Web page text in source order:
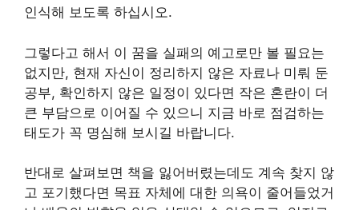
인식해 보도록 하십시오.
그렇다고 해서 이 꿈을 실패의 예고로만 볼 필요는
없지만, 현재 자신이 정리하지 않은 자료나 미뤄 둔
공부, 확인하지 않은 일정이 있다면 작은 혼란이 더
큰 부담으로 이어질 수 있으니 지금 바로 점검하는
태도가 꼭 명심해 보시길 바랍니다.
반대로 살펴보면 책을 잃어버렸는데도 계속 찾지 않
고 포기했다면 목표 자체에 대한 의욕이 줄어들었거